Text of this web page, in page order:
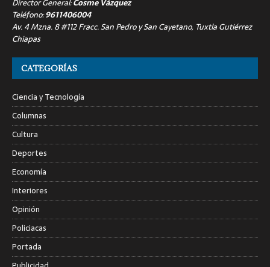
Director General:Cosme Vázquez
Teléfono:9611406004
Av. 4 Mzna. 8 #112 Fracc. San Pedro y San Cayetano, Tuxtla Gutiérrez
Chiapas
CATEGORÍAS
Ciencia y Tecnología
Columnas
Cultura
Deportes
Economía
Interiores
Opinión
Policiacas
Portada